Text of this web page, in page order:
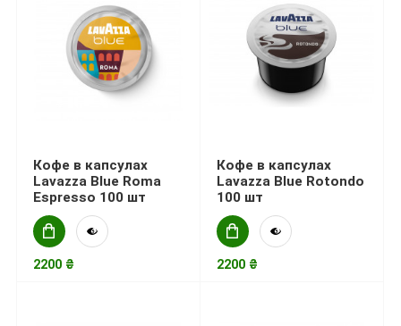
Кофе в капсулах
Lavazza Blue Roma
Espresso 100 шт
2200 ₴
Кофе в капсулах
Lavazza Blue Rotondo
100 шт
2200 ₴